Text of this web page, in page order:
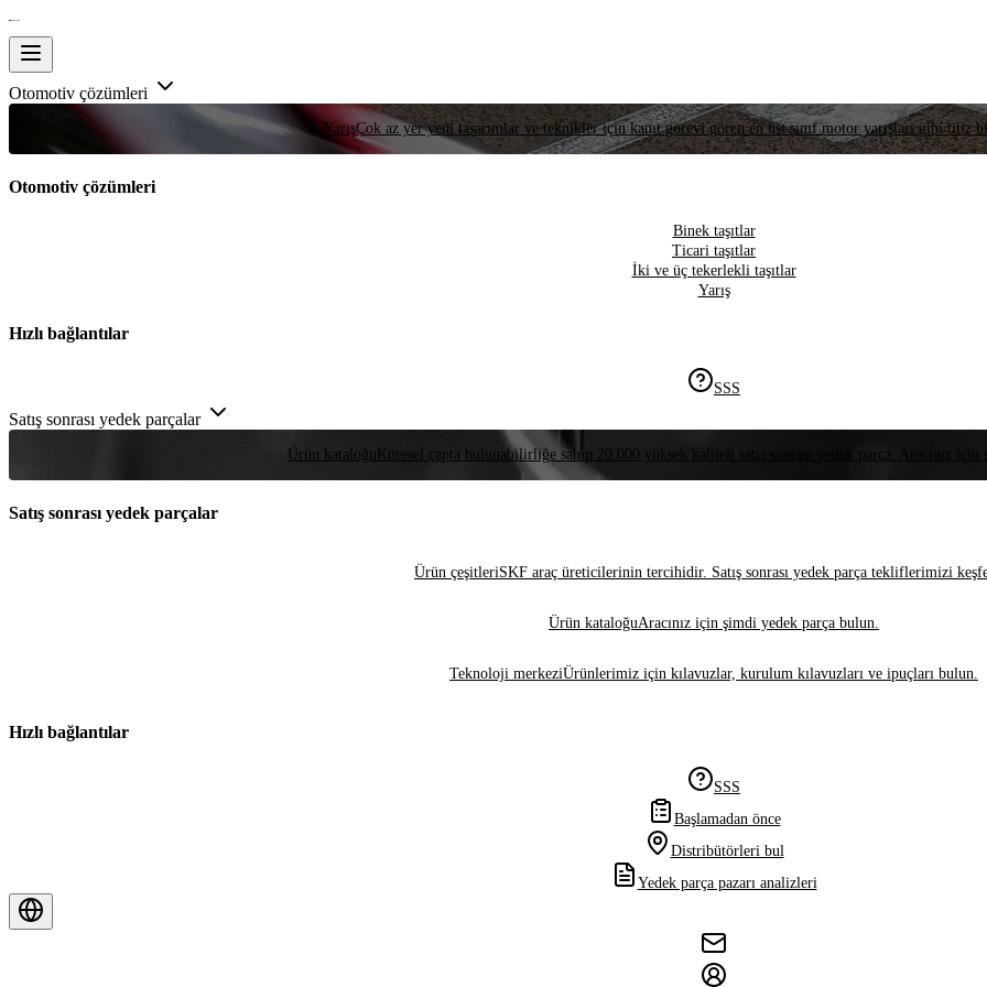
Otomotiv çözümleri
YarışÇok az yer yeni tasarımlar ve teknikler için kanıt görevi gören en üst sınıf motor yarışları gibi titiz
Otomotiv çözümleri
Binek taşıtlar
Ticari taşıtlar
İki ve üç tekerlekli taşıtlar
Yarış
Hızlı bağlantılar
SSS
Satış sonrası yedek parçalar
Ürün kataloğu Küresel çapta bulunabilirliğe sahip 20.000 yüksek kaliteli satış sonrası yedek parça. Aracınız
Satış sonrası yedek parçalar
Ürün çeşitleriSKF araç üreticilerinin tercihidir. Satış sonrası yedek parça tekliflerimizi
Ürün kataloğuAracınız için şimdi yedek parça bulun.
Teknoloji merkeziÜrünlerimiz için kılavuzlar, kurulum kılavuzları ve ipuçları bulun.
Hızlı bağlantılar
SSS
Başlamadan önce
Distribütörleri bul
Yedek parça pazarı analizleri